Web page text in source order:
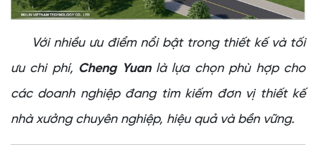
Với nhiều ưu điểm nổi bật trong thiết kế và tối
ưu chi phí, Cheng Yuanlà lựa chọn phù hợp cho
các doanh nghiệp đang tìm kiếm đơn vị thiết kế
nhà xưởng chuyên nghiệp, hiệu quả và bền vững.